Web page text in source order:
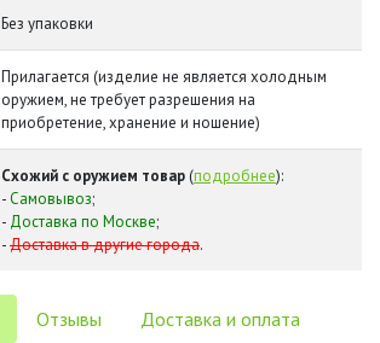
Без упаковки
Прилагается (изделие не является холодным
оружием, не требует разрешения на
приобретение, хранение и ношение)
Схожий с оружием товар (подробнее):
- Самовывоз;
- Доставка по Москве;
-Доставка в другие города.
Отзывы Доставка и оплата